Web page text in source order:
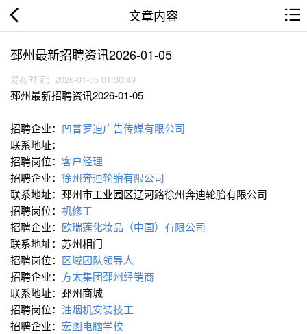
文章内容
邳州最新招聘资讯2026-01-05
发布时间：2026-01-05 01:30:49
邳州最新招聘资讯2026-01-05
招聘企业： 凹普罗迪广告传媒有限公司
联系地址：
招聘岗位： 客户经理
招聘企业： 徐州奔迪轮胎有限公司
联系地址：邳州市工业园区辽河路徐州奔迪轮胎有限公司
招聘岗位： 机修工
招聘企业： 欧瑞莲化妆品（中国）有限公司
联系地址：苏州相门
招聘岗位： 区域团队领导人
招聘企业： 方太集团邳州经销商
联系地址：邳州商城
招聘岗位： 油烟机安装技工
招聘企业： 宏图电脑学校